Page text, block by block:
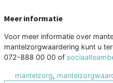
Meer informatie
Voor meer informatie over
mantelzorgwaardering kunt u
072-888 00 00 of
mantelzorg,